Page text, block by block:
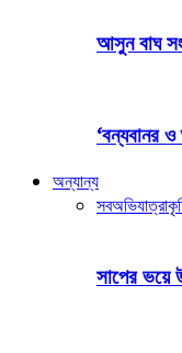
আসুন বাঘ
‘বন্যবানর ও
অন্যান্য
সবঅভিযাত্রা
সাপের ভয়ে